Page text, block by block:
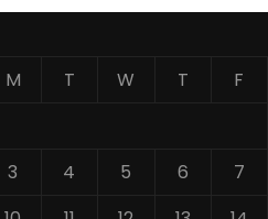
M T W T F
3
4 5 6 7